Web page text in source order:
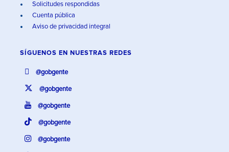
Solicitudes respondidas
Cuenta pública
Aviso de privacidad integral
SÍGUENOS EN NUESTRAS REDES
@gobgente
@gobgente
@gobgente
@gobgente
@gobgente